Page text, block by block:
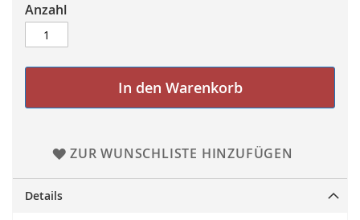
Anzahl
In den Warenkorb
ZUR WUNSCHLISTE HINZUFÜGEN
Details